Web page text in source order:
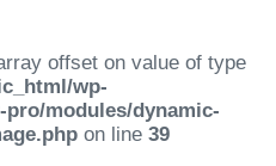
offset on value of type
wp-
modules/dynamic-
on line 39